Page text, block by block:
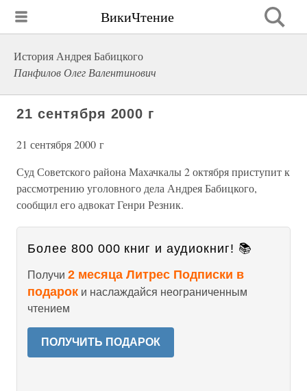
ВикиЧтение
История Андрея Бабицкого
Панфилов Олег Валентинович
21 сентября 2000 г
21 сентября 2000 г
Суд Советского района Махачкалы 2 октября приступит к
рассмотрению уголовного дела Андрея Бабицкого,
сообщил его адвокат Генри Резник.
Более 800 000 книг и аудиокниг! 📚
Получи 2 месяца Литрес Подписки в
подарок и наслаждайся неограниченным
чтением
ПОЛУЧИТЬ ПОДАРОК